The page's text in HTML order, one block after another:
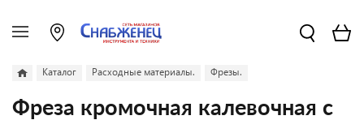
Каталог Расходные материалы. Фрезы.
Фреза кромочная калевочная с